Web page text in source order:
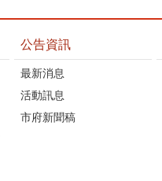
公告資訊
最新消息
活動訊息
市府新聞稿